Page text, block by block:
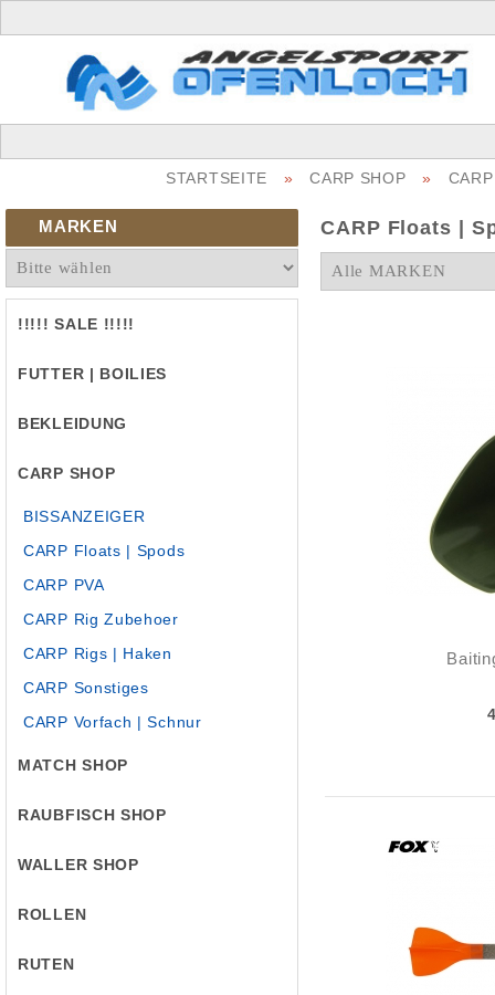
STARTSEITE » CARP SHOP »
MARKEN
!!!!! SALE !!!!!
FUTTER | BOILIES
BEKLEIDUNG
CARP SHOP
BISSANZEIGER
CARP Floats | Spods
CARP PVA
CARP Rig Zubehoer
CARP Rigs | Haken
CARP Sonstiges
CARP Vorfach | Schnur
MATCH SHOP
RAUBFISCH SHOP
WALLER SHOP
ROLLEN
RUTEN
CARP Floats |